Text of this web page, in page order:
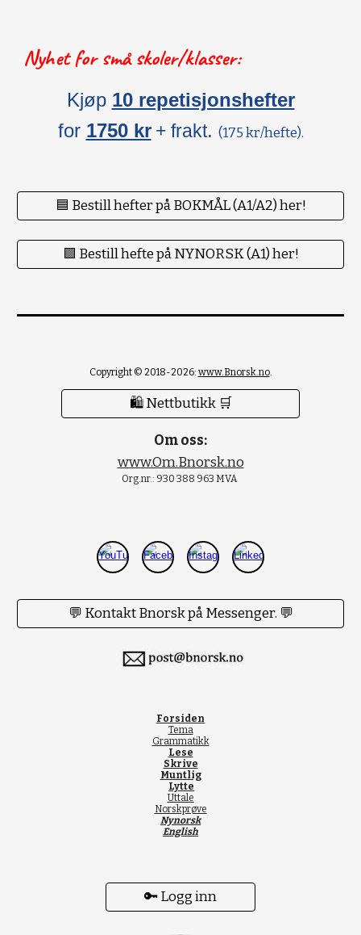
Nyhet for små skoler/klasser:
Kjøp 10 repetisjonshefter
for 1750 kr + frakt. (175 kr/hefte).
🟦 Bestill hefter på BOKMÅL (A1/A2) her!
🟪 Bestill hefte på NYNORSK (A1) her!
Copyright © 2018-2026: www.Bnorsk.no.
🛍 Nettbutikk 🛒
Om oss:
www.Om.Bnorsk.no
Org.nr.: 930 388 963 MVA
💬 Kontakt Bnorsk på Messenger. 💬
Forsiden
Tema
Grammatikk
Lese
Skrive
Muntlig
Lytte
Uttale
Norskprøve
Nynorsk
English
🔑 Logg inn